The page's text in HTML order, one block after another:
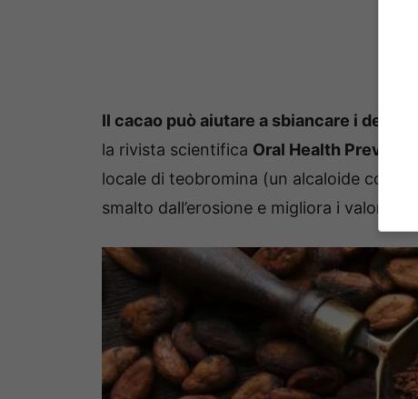
Il cacao può aiutare a sbiancare i denti
la rivista scientifica Oral Health
locale di teobromina (un alcaloide
smalto dall’erosione e migliora i valori di